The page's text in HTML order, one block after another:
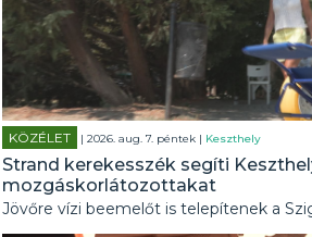
KÖZÉLET | 2026. aug. 7. péntek | Keszthely
Strand kerekesszék segíti
mozgáskorlátozottakat
Jövőre vízi beemelőt is telepítenek a